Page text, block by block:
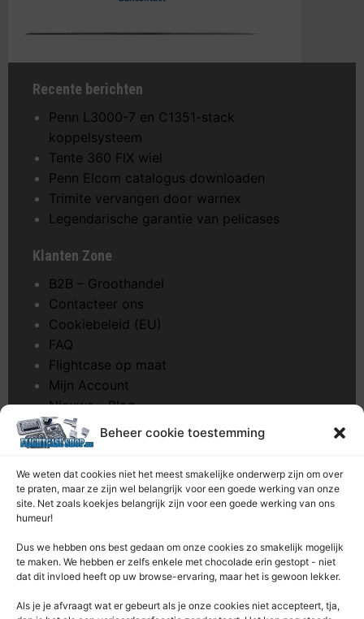
Beheer cookie toestemming
We weten dat cookies niet het meest smakelijke onderwerp zijn om over
te praten, maar ze zijn wel belangrijk voor een goede werking van onze
site. Net zoals koekjes belangrijk zijn voor een goede werking van ons
humeur!
Dus we hebben ons best gedaan om onze cookies zo smakelijk mogelijk
te maken. We hebben er zelfs enkele met chocolade erin gestopt - niet
dat dit invloed heeft op uw browse-ervaring, maar het is gewoon lekker.
Als je je afvraagt ​​wat er gebeurt als je onze cookies niet accepteert, tja,
Recente berichten
Penn L3000-7 en C1351-stack
koppelsysteem
Tente 360 FIX wiel
Penn Elcom catalogus downloaden
Trimite vervangen door warnex
Legendarische garantie van pelicases
Klanten Zone
B2B – Groothandel
Contacteer ons
Cookiebeleid (EU)
FAQ
Flightcase op maat
Mijn Account
Nieuws – Blog
Onderhoud pagina
Over ons
Privacybeleid
Retourrecht
Winkelwagen
Contacteer Ons